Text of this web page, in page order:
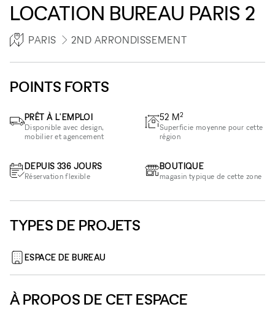
LOCATION BUREAU PARIS 2
PARIS 2ND ARRONDISSEMENT
POINTS FORTS
PRÊT À L'EMPLOI
Disponible avec design,
mobilier et agencement
DEPUIS 336 JOURS
Réservation flexible
52 M2
Superficie moyenne pour cette
région
BOUTIQUE
magasin typique de cette zone
TYPES DE PROJETS
ESPACE DE BUREAU
À PROPOS DE CET ESPACE